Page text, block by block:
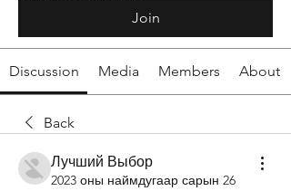
Join
Discussion Media Members About
Back
Лучший Выбор
2023 оны наймдугаар сарын 26